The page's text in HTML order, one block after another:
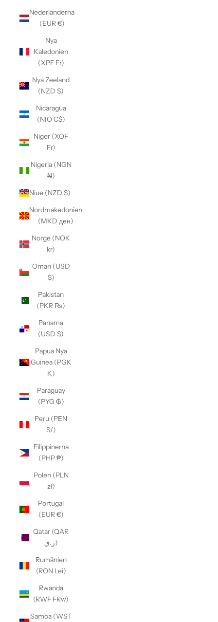
Nederländerna
(EUR €)
Nya
Kaledonien
(XPF Fr)
Nya Zeeland
(NZD $)
Nicaragua
(NIO C$)
Niger (XOF
Fr)
Nigeria (NGN
₦)
Niue (NZD $)
Nordmakedonien
(MKD ден)
Norge (NOK
kr)
Oman (USD
$)
Pakistan
(PKR ₨)
Panama
(USD $)
Papua Nya
Guinea (PGK
K)
Paraguay
(PYG ₲)
Peru (PEN
S/)
Filippinerna
(PHP ₱)
Polen (PLN
zł)
Portugal
(EUR €)
Qatar (QAR
ر.ق)
Rumänien
(RON Lei)
Rwanda
(RWF FRw)
Samoa (WST